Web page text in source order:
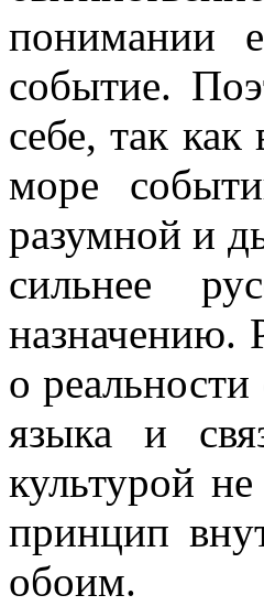
понимании
событие.
себе, так
море
разумной и
сильнее
назначению.
о
языка и
культурой
принцип
обоим.